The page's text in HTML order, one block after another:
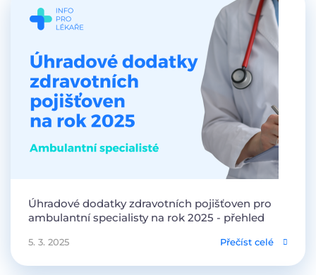
Úhradové dodatky zdravotních pojišťoven pro
ambulantní specialisty na rok 2025 - přehled
5. 3. 2025 Přečíst celé